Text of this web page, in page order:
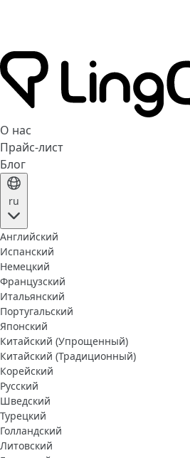
О нас
Прайс-лист
Блог
ru
Английский
Испанский
Немецкий
Французский
Итальянский
Португальский
Японский
Китайский (Упрощенный)
Китайский (Традиционный)
Корейский
Русский
Шведский
Турецкий
Голландский
Литовский